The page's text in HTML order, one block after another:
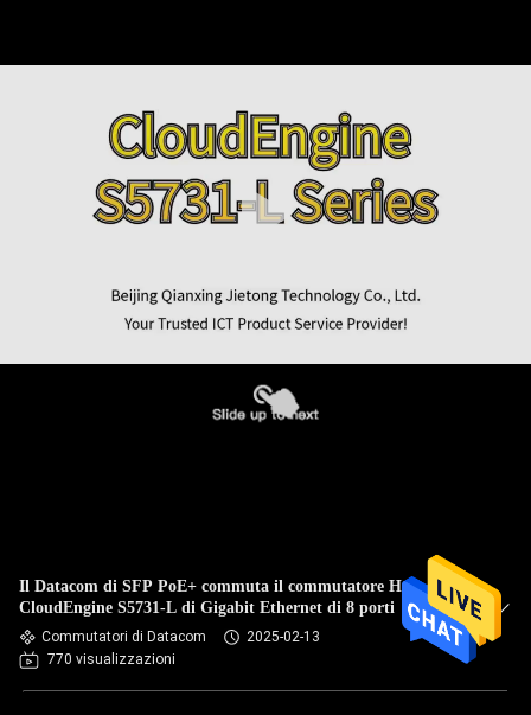
Il Datacom di SFP PoE+ commuta il commutatore Huawei
CloudEngine S5731-L di Gigabit Ethernet di 8 porti
Commutatori di Datacom
2025-02-13
770 visualizzazioni